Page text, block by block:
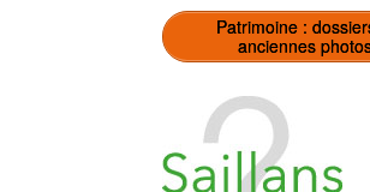
Patrimoine :
anciennes